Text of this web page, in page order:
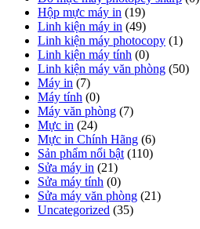
Hộp mực máy in (19)
Linh kiện máy in (49)
Linh kiện máy photocopy (1)
Linh kiện máy tính (0)
Linh kiện máy văn phòng (50)
Máy in (7)
Máy tính (0)
Máy văn phòng (7)
Mực in (24)
Mực in Chính Hãng (6)
Sản phẩm nổi bật (110)
Sửa máy in (21)
Sửa máy tính (0)
Sửa máy văn phòng (21)
Uncategorized (35)